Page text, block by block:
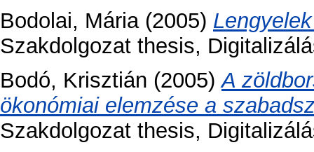
Bodolai, Mária(2005)
Szakdolgozat thesis,
Bodó, Krisztián (2005)A
ökonómiai elemzése a
Szakdolgozat thesis,